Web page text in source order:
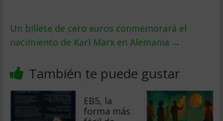
Un billete de cero euros conmemorará el
nacimiento de Karl Marx en Alemania →
También te puede gustar
EB5, la
forma más